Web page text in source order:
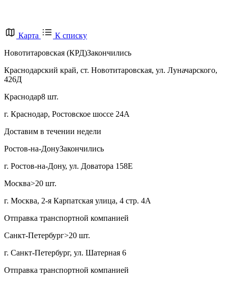
Карта
К списку
Новотитаровская (КРД)Закончились
Краснодарский край, ст. Новотитаровская, ул. Луначарского,
426Д
Краснодар8 шт.
г. Краснодар, Ростовское шоссе 24А
Доставим в течении недели
Ростов-на-ДонуЗакончились
г. Ростов-на-Дону, ул. Доватора 158Е
Москва>20 шт.
г. Москва, 2-я Карпатская улица, 4 стр. 4А
Отправка транспортной компанией
Санкт-Петербург>20 шт.
г. Санкт-Петербург, ул. Шатерная 6
Отправка транспортной компанией